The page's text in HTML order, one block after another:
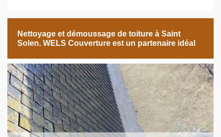
Nettoyage et démoussage de toiture à Saint
Solen. WELS Couverture est un partenaire idéal